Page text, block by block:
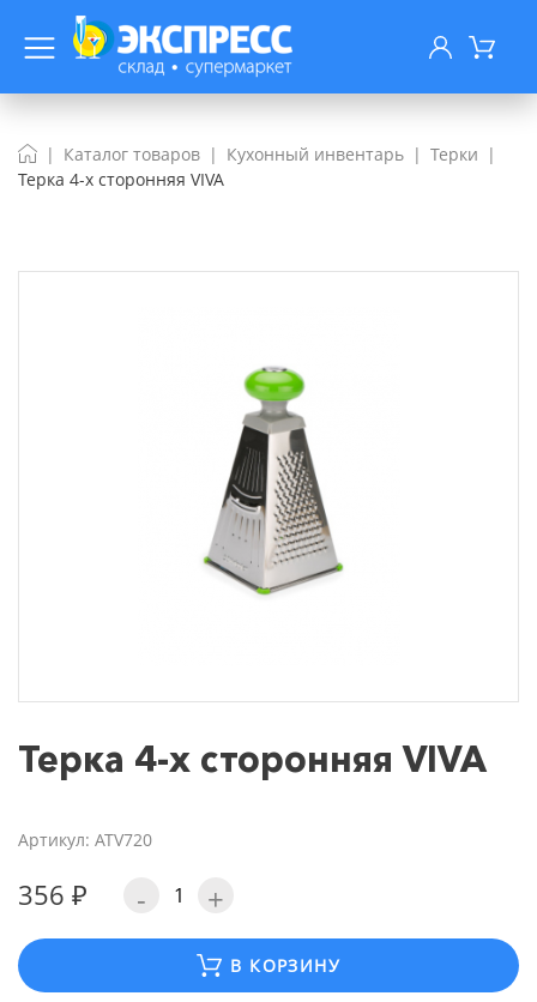
Каталог товаров Кухонный инвентарь
Терки
Терка 4-х сторонняя VIVA
Терка 4-х сторонняя VIVA
Артикул: ATV720
356 ₽ - +
В КОРЗИНУ